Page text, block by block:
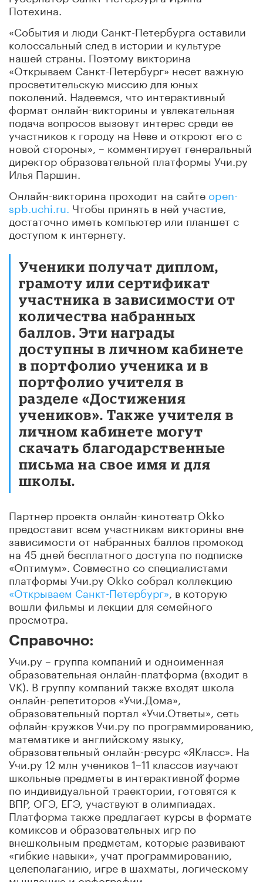
Потехина.
«События и люди Санкт-Петербурга оставили
колоссальный след в истории и культуре
нашей страны. Поэтому викторина
«Открываем Санкт-Петербург» несет важную
просветительскую миссию для юных
поколений. Надеемся, что интерактивный
формат онлайн-викторины и увлекательная
подача вопросов вызовут интерес среди ее
участников к городу на Неве и откроют его с
новой стороны», – комментирует генеральный
директор образовательной платформы Учи.ру
Илья Паршин.
Онлайн-викторина проходит на сайте open-
spb.uchi.ru. Чтобы принять в ней участие,
достаточно иметь компьютер или планшет с
доступом к интернету.
Ученики получат диплом,
грамоту или сертификат
участника в зависимости от
количества набранных
баллов. Эти награды
доступны в личном кабинете
в портфолио ученика и в
портфолио учителя в
разделе «Достижения
учеников». Также учителя в
личном кабинете могут
скачать благодарственные
письма на свое имя и для
школы.
Партнер проекта онлайн-кинотеатр Okko
предоставит всем участникам викторины вне
зависимости от набранных баллов промокод
на 45 дней бесплатного доступа по подписке
«Оптимум». Совместно со специалистами
платформы Учи.ру Okko собрал коллекцию
«Открываем Санкт-Петербург» , в которую
вошли фильмы и лекции для семейного
просмотра.
Справочно:
Учи.ру – группа компаний и одноименная
образовательная онлайн-платформа (входит в
VK). В группу компаний также входят школа
онлайн-репетиторов «Учи.Дома»,
образовательный портал «Учи.Ответы», сеть
офлайн-кружков Учи.ру по программированию,
математике и английскому языку,
образовательный онлайн-ресурс «ЯКласс». На
Учи.ру 12 млн учеников 1–11 классов изучают
школьные предметы в интерактивной̆ форме
по индивидуальной траектории, готовятся к
ВПР, ОГЭ, ЕГЭ, участвуют в олимпиадах.
Платформа также предлагает курсы в формате
комиксов и образовательных игр по
внешкольным предметам, которые развивают
«гибкие навыки», учат программированию,
целеполаганию, игре в шахматы, логическому